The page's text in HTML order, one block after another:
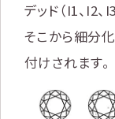
デッド（I1、I2
そこから細分
付けされます。